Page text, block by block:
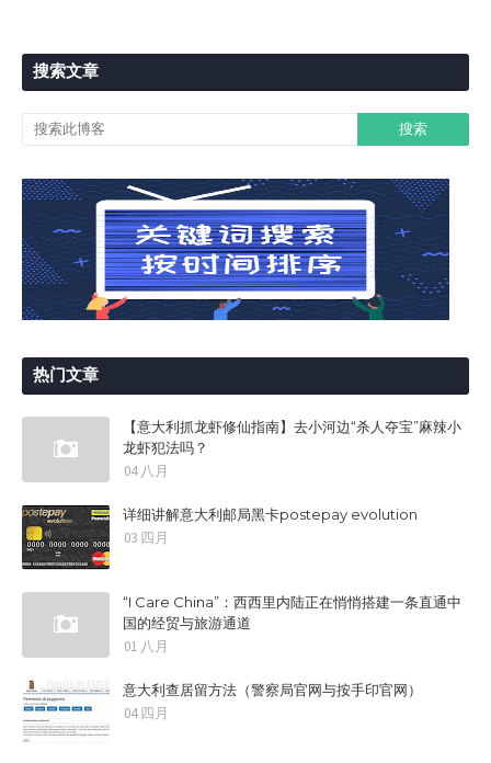
搜索文章
热门文章
【意大利抓龙虾修仙指南】去小河边“杀人夺宝”麻辣小
龙虾犯法吗？
04 八月
详细讲解意大利邮局黑卡postepay evolution
03 四月
“I Care China”：西西里内陆正在悄悄搭建一条直通中
国的经贸与旅游通道
01 八月
意大利查居留方法（警察局官网与按手印官网）
04 四月